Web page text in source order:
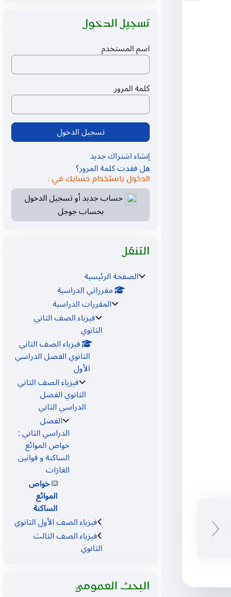
تجاوز تسجيل الدخول
تسجيل الدخول
اسم المستخدم
كلمة المرور
إنشاء اشتراك جديد
هل فقدت كلمة المرور؟
الدخول باستخدام حسابك في :
حساب جديد أو تسجيل الدخول
بحساب جوجل
تجاوز التنقل
التنقل
الصفحة الرئيسية
مقرراتي الدراسية
المقررات الدراسية
فيزياء الصف الثاني
الثانوي
فيزياء الصف الثاني
الثانوي الفصل الدراسي
الأول
فيزياء الصف الثاني
الثانوي الفصل
الدراسي الثاني
الفصل
الدراسي الثاني :
خواص الموائع
الساكنة و قوانين
الغازات
خواص
الموائع
الساكنة
فيزياء الصف الأول الثانوي
فيزياء الصف الثالث
الثانوي
تجاوز البحث العمومي
البحث العمومي